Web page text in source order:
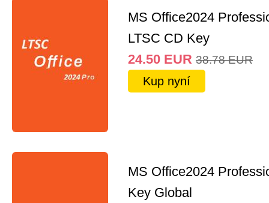
MS Office2024
LTSC CD Key
24.50 EUR 38.78 EUR
Kup nyní
MS Office2024
Key Global